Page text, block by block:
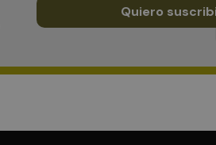
Quiero